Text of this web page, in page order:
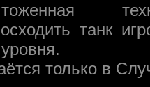
танк
только в